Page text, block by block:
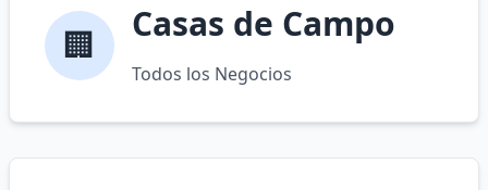
🏢 Casas de Campo
Todos los Negocios